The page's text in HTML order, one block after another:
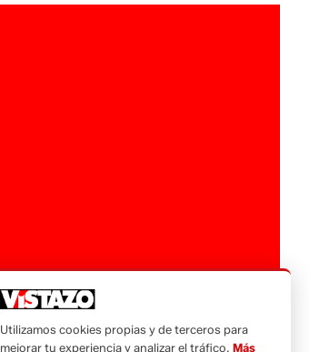
Utilizamos cookies propias y de terceros para
mejorar tu experiencia y analizar el tráfico. Más